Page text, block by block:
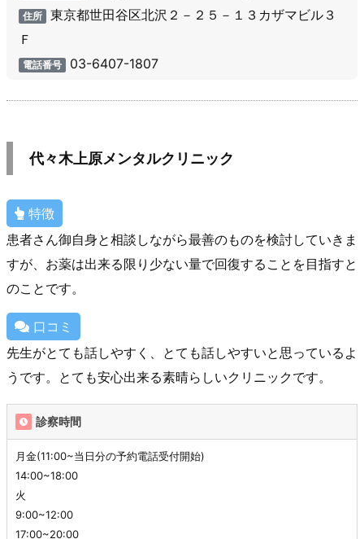
住所 東京都世田谷区北沢２－２５－１３カザマビル３
Ｆ
電話番号 03-6407-1807
代々木上原メンタルクリニック
特徴
患者さん御自身と相談しながら最善のものを検討していきま
すが、お薬は出来る限り少ない量で回復することを目指すと
のことです。
口コミ
先生がとても話しやすく、とても話しやすいと思っているよ
うです。とても安心出来る素晴らしいクリニックです。
診察時間
月金(11:00~当日分の予約電話受付開始)
14:00~18:00
火
9:00~12:00
17:00~20:00